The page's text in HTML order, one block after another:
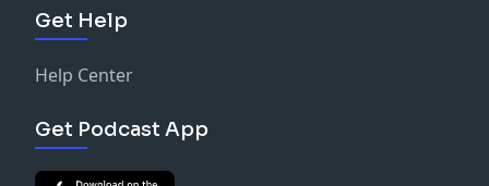
Get Help
Help Center
Get Podcast App